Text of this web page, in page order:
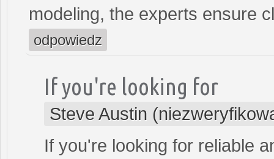
modeling, the experts ensure
odpowiedz
If you're looking for
Steve Austin
If you're looking for reliable